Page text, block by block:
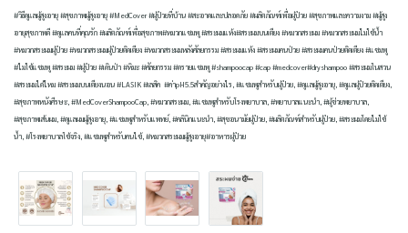
#วิธีดูแลผู้สูงอายุ #สุขภาพผู้สูงอายุ #MedCover #ผู้ป่วยที่บ้าน #สะอาดและปลอดภัย #ผลิตภัณฑ์เพื่อผู้ป่วย #สุขภาพและความงาม #ผู้สูง
อายุสุขภาพดี #ดูแลคนที่คุณรัก #ผลิตภัณฑ์เพื่อสุขภาพ#หมวกแชมพู #สระผมแห้ง#สระผมบนเตียง #หมวกสระผม #หมวกสระผมไม่ใช้น้ำ
#หมวกสระผมผู้ป่วย #หมวกสระผมผู้ป่วยติดเตียง #หมวกสระผมหลังศัลยกรรม #สระผมแห้ง #สระผมคนป่วย #สระผมคนป่วยติดเตียง #แชมพู
#ไม่ใช้แชมพู #สระผม #ผู้ป่วย #เดินป่า #หิมะ #ศัลยกรรม #ดรายแชมพู #shampoocap #cap #medcover#dryshampoo #สระผมในสวน
#สระผมได้ไหม #สระผมบนเตียงนอน #LASIK #เลสิค #ค่าpH5.5สำคัญอย่างไร, #แชมพูสำหรับผู้ป่วย, #ดูแลผู้สูงอายุ, #ดูแลผู้ป่วยติดเตียง,
#สุขภาพหนังศีรษะ, #MedCoverShampooCap, #หมวกสระผม, #แชมพูสำหรับโรงพยาบาล, #พยาบาลแนะนำ, #ผู้ช่วยพยาบาล,
#สุขภาพเส้นผม, #ดูแลผมผู้สูงอายุ, #แชมพูสำหรับแพทย์, #คลินิกแนะนำ, #สุขอนามัยผู้ป่วย, #ผลิตภัณฑ์สำหรับผู้ป่วย, #สระผมโดยไม่ใช้
น้ำ, #โรงพยาบาลใช้จริง, #แชมพูสำหรับคนไข้, #หมวกสระผมผู้สูงอายุ#อาหารผู้ป่วย